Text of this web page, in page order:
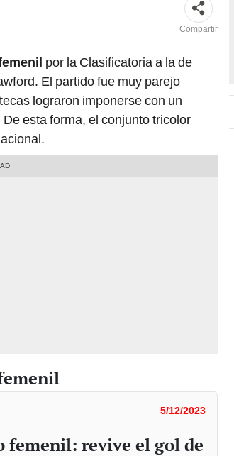
Compartir
por la Clasificatoria a la de
El partido fue muy parejo
lograron imponerse con un
esta forma, el conjunto tricolor
5/12/2023
femenil: revive el gol de